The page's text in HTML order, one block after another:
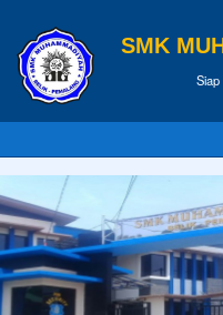
SMK
KUTIPAN
merupakan tiket untuk
Tulisan Terbaru